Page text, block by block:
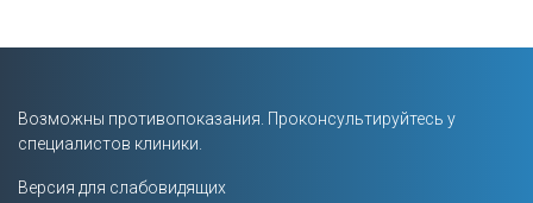
Возможны противопоказания. Проконсультируйтесь у
специалистов клиники.
Версия для слабовидящих